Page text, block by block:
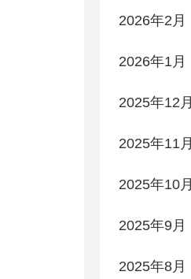
2026年2月
2026年1月
2025年12月
2025年11月
2025年10月
2025年9月
2025年8月